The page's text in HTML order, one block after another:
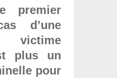
premier
d’une
plus un
pour